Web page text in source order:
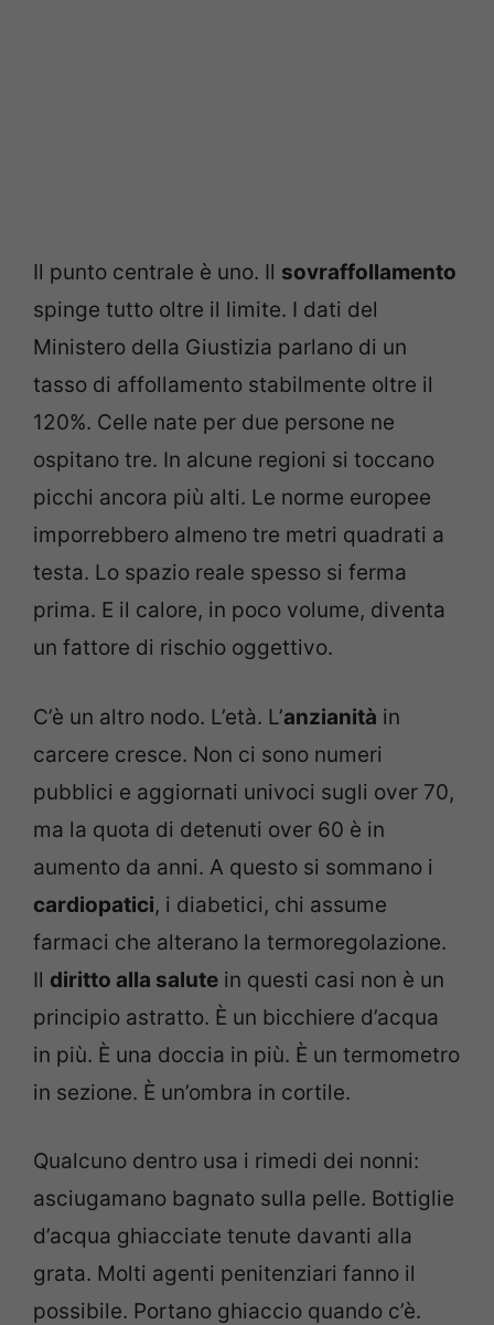
Il punto centrale è uno. Il sovraffollamento
spinge tutto oltre il limite. I dati del
Ministero della Giustizia parlano di un
tasso di affollamento stabilmente oltre il
120%. Celle nate per due persone ne
ospitano tre. In alcune regioni si toccano
picchi ancora più alti. Le norme europee
imporrebbero almeno tre metri quadrati a
testa. Lo spazio reale spesso si ferma
prima. E il calore, in poco volume, diventa
un fattore di rischio oggettivo.
C’è un altro nodo. L’età. L’anzianità in
carcere cresce. Non ci sono numeri
pubblici e aggiornati univoci sugli over 70,
ma la quota di detenuti over 60 è in
aumento da anni. A questo si sommano i
cardiopatici, i diabetici, chi assume
farmaci che alterano la termoregolazione.
Il diritto alla salute in questi casi non è un
principio astratto. È un bicchiere d’acqua
in più. È una doccia in più. È un termometro
in sezione. È un’ombra in cortile.
Qualcuno dentro usa i rimedi dei nonni:
asciugamano bagnato sulla pelle. Bottiglie
d’acqua ghiacciate tenute davanti alla
grata. Molti agenti penitenziari fanno il
possibile. Portano ghiaccio quando c’è.